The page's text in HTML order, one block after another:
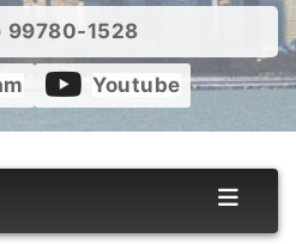
99780-1528
Youtube